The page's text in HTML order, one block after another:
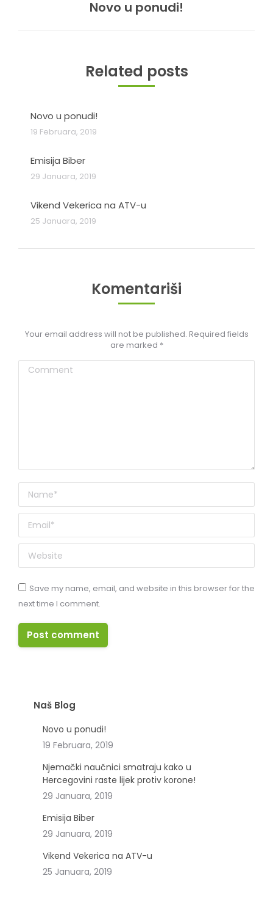
Next
Novo u ponudi!
Related posts
Novo u ponudi!
19 Februara, 2019
Emisija Biber
29 Januara, 2019
Vikend Vekerica na ATV-u
25 Januara, 2019
Komentariši
Your email address will not be published. Required fields
are marked *
Comment
Name *
Email *
Website
Save my name, email, and website in this browser for the
next time I comment.
Post comment
Naš Blog
Novo u ponudi!
19 Februara, 2019
Njemački naučnici smatraju kako u
Hercegovini raste lijek protiv korone!
29 Januara, 2019
Emisija Biber
29 Januara, 2019
Vikend Vekerica na ATV-u
25 Januara, 2019